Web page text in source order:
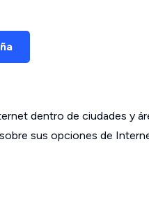
dentro de ciudades y
sus opciones de